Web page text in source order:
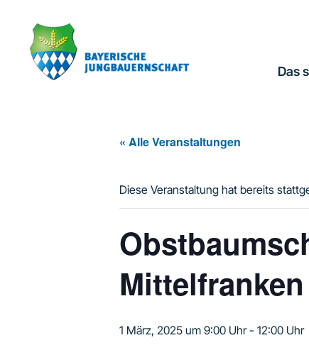
Hauptnavigation
springen
springen
Fußzeile
springen
Das
« Alle Veranstaltungen
Diese Veranstaltung hat bereits
Mittelfranken
1 März, 2025 um 9:00 Uhr- 12:00 Uhr